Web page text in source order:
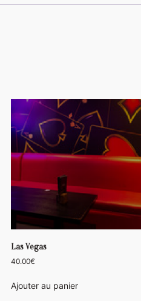
Las Vegas
40.00€
Ajouter au panier